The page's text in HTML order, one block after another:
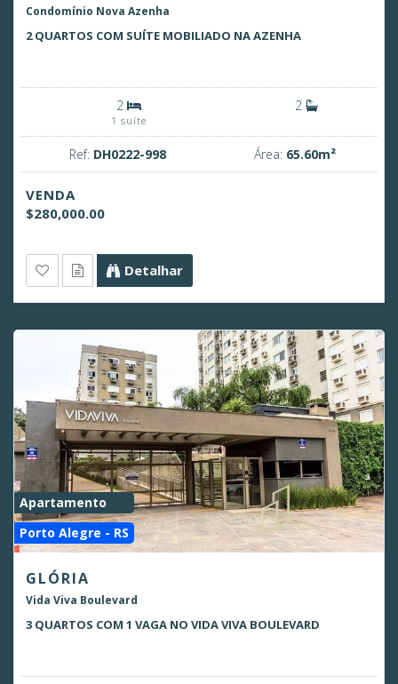
Condomínio Nova Azenha
2 QUARTOS COM SUÍTE MOBILIADO NA AZENHA
2
1 suíte
2
Ref: DH0222-998 Área: 65.60m²
VENDA
$280,000.00
Detalhar
Apartamento
Porto Alegre - RS
GLÓRIA
Vida Viva Boulevard
3 QUARTOS COM 1 VAGA NO VIDA VIVA BOULEVARD